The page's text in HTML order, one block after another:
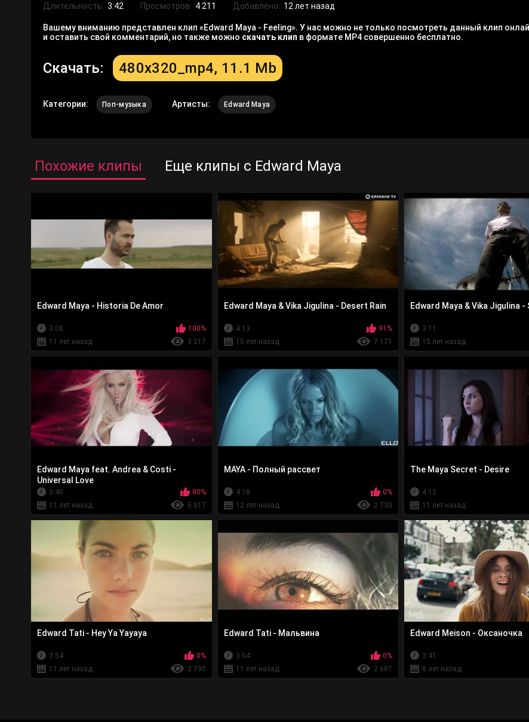
Длительность: 3:42 Просмотров: 4 211 Добавлено: 12 лет назад
Вашему вниманию представлен клип «Edward Maya - Feeling». У нас можно не только посмотреть данный клип
и оставить свой комментарий, но также можно скачать клип в формате MP4 совершенно бесплатно.
Скачать: 480x320_mp4, 11.1 Mb
Категории: Поп-музыка Артисты: Edward Maya
Похожие клипы Еще клипы с Edward Maya
Edward Maya - Historia De Amor
3:08
100%
11 лет назад
3 217
Edward Maya & Vika Jigulina - Desert Rain
4:13
91%
15 лет назад
7 171
Edward Maya & Vika Jigulina
3:11
15 лет назад
Edward Maya feat. Andrea & Costi -
Universal Love
3:40
80%
11 лет назад
5 017
MAYA - Полный рассвет
4:18
0%
12 лет назад
2 730
The Maya Secret - Desire
4:12
11 лет назад
Edward Tati - Hey Ya Yayaya
3:54
0%
11 лет назад
2 790
Edward Tati - Мальвина
3:04
0%
11 лет назад
2 687
Edward Meison - Оксаночка
3:41
8 лет назад